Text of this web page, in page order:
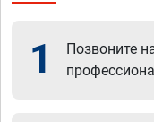
1 Позвоните